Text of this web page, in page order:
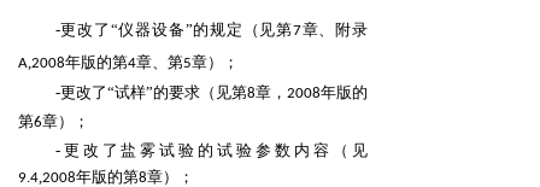
-更改了“仪器设备”的规定（见第7章、附录
A,2008年版的第4章、第5章）；
-更改了“试样”的要求（见第8章， 2008年版的
第6章）；
-更改了盐雾试验的试验参数内容（见
9.4,2008年版的第8章）；